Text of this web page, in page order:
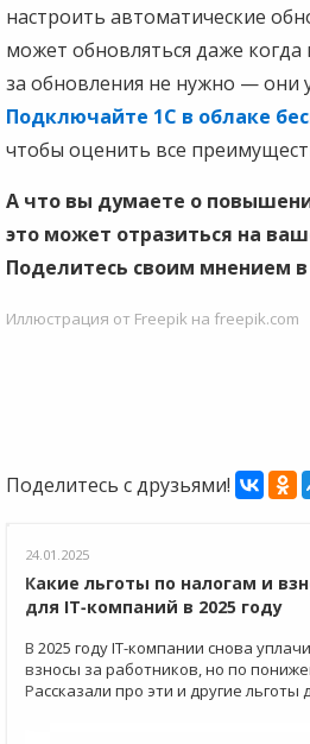
настроить автоматические
может обновляться даже
за обновления не нужно — они
Подключайте 1С в облаке
чтобы оценить все
А что вы думаете о
это может отразиться на
Поделитесь своим мнением
Иллюстрация от Freepik на freepik.com
Поделитесь с друзьями!
24.01.2025
Какие льготы по налогам и
для IT‑компаний в 2025 году
В 2025 году IT-компании снова
взносы за работников, но по
Рассказали про эти и другие льготы